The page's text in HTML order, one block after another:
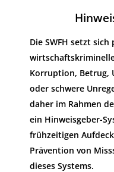
Die SWFH setzt
Korruption, Betrug,
oder schwere
daher im Rahmen
ein Hinweisgeber-
frühzeitigen
Prävention von
dieses Systems.